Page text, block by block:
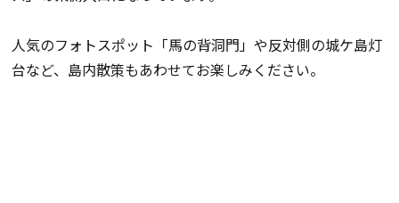
人気のフォトスポット「馬の背洞門」や反対側の城ケ島灯
台など、島内散策もあわせてお楽しみください。